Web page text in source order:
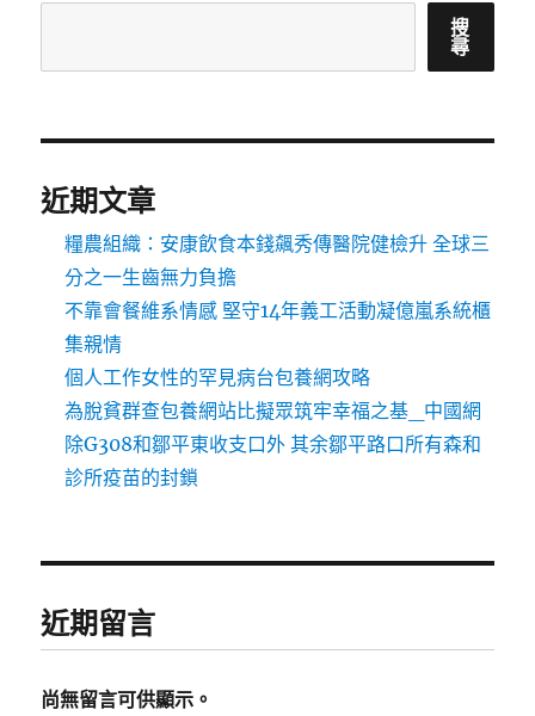
搜
尋
近期文章
糧農組織：安康飲食本錢飆秀傳醫院健檢升 全球三
分之一生齒無力負擔
不靠會餐維系情感 堅守14年義工活動凝億嵐系統櫃
集親情
個人工作女性的罕見病台包養網攻略
為脫貧群查包養網站比擬眾筑牢幸福之基_中國網
除G308和鄒平東收支口外 其余鄒平路口所有森和
診所疫苗的封鎖
近期留言
尚無留言可供顯示。